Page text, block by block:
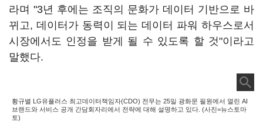
라며 "3년 후에는 조직의 문화가 데이터 기반으로 바
뀌고, 데이터가 동력이 되는 데이터 파워 하우스로서
시장에서도 인정을 받게 될 수 있도록 할 것"이라고
말했다.
황규별 LG유플러스 최고데이터책임자(CDO) 전무는 25일 광화문 필원에서 열린 AI
브랜드와 서비스 공개 간담회자리에서 전략에 대해 설명하고 있다. (사진=뉴스토마
토)